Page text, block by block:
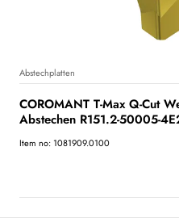
Abstechplatten
COROMANT T-Max Q-Cut
Abstechen R151.2-50005-
Item no: 1081909.0100